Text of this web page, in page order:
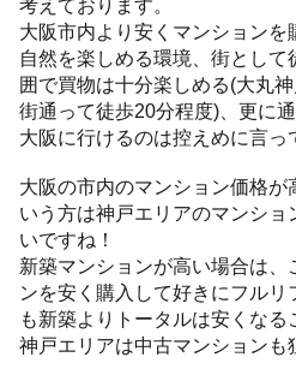
大阪市内より安くマンション
自然を楽しめる環境、街とし
囲で買物は十分楽しめる(大丸
街通って徒歩20分程度)、更に
大阪に行けるのは控えめに言っ
大阪の市内のマンション価格が
いう方は神戸エリアのマンショ
いですね！
新築マンションが高い場合は、
ンを安く購入して好きにフルリ
も新築よりトータルは安くなる
神戸エリアは中古マンションも